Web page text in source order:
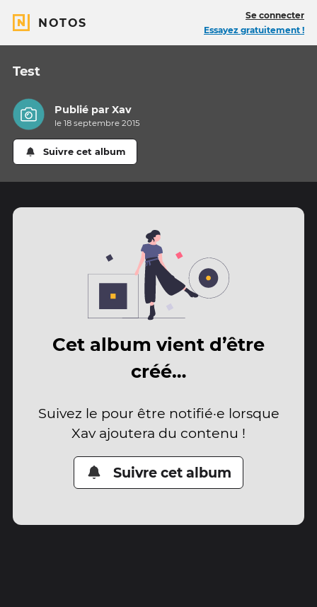
NOTOS
Se connecter
Essayez gratuitement !
Test
Publié parXav
le 18 septembre 2015
Suivre cet album
Cet album vient d’être
créé…
Suivez le pour être notifié·e lorsque
Xav ajoutera du contenu !
Suivre cet album